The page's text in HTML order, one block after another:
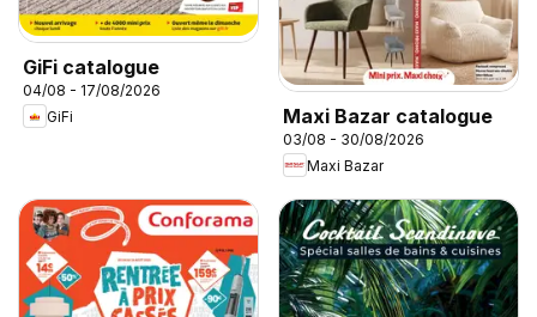
GiFi catalogue
04/08 - 17/08/2026
GiFi
Maxi Bazar catalogue
03/08 - 30/08/2026
Maxi Bazar